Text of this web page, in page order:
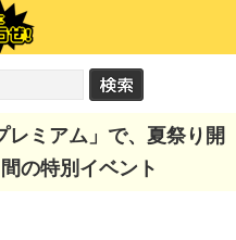
レミアム」で、夏祭り開
の特別イベント